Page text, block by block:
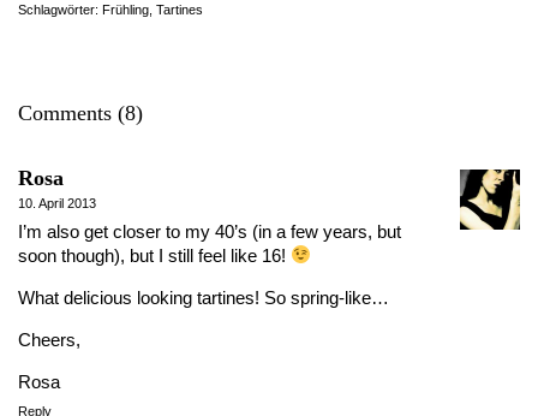
Schlagwörter: Frühling Tartines
Comments (8)
Rosa
10. April 2013
I’m also get closer to my 40’s (in a few years, but
soon though), but I still feel like 16!
What delicious looking tartines! So spring-like…
Cheers,
Rosa
Reply